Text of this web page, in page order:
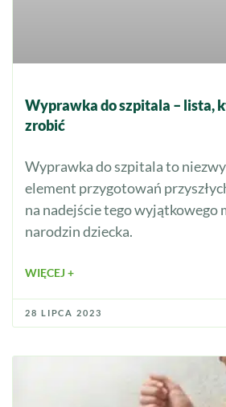
Wyprawka do szpitala – lista,
zrobić
Wyprawka do szpitala to
element przygotowań
na nadejście tego wyjątkowego
narodzin dziecka.
WIĘCEJ +
28 LIPCA 2023